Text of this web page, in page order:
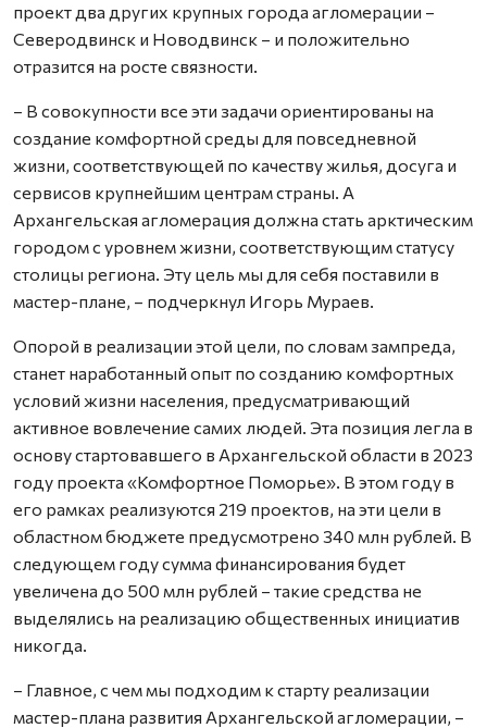
проект два других крупных города агломерации –
Северодвинск и Новодвинск – и положительно
отразится на росте связности.
– В совокупности все эти задачи ориентированы на
создание комфортной среды для повседневной
жизни, соответствующей по качеству жилья, досуга и
сервисов крупнейшим центрам страны. А
Архангельская агломерация должна стать арктическим
городом с уровнем жизни, соответствующим статусу
столицы региона. Эту цель мы для себя поставили в
мастер-плане, – подчеркнул Игорь Мураев.
Опорой в реализации этой цели, по словам зампреда,
станет наработанный опыт по созданию комфортных
условий жизни населения, предусматривающий
активное вовлечение самих людей. Эта позиция легла в
основу стартовавшего в Архангельской области в 2023
году проекта «Комфортное Поморье». В этом году в
его рамках реализуются 219 проектов, на эти цели в
областном бюджете предусмотрено 340 млн рублей. В
следующем году сумма финансирования будет
увеличена до 500 млн рублей – такие средства не
выделялись на реализацию общественных инициатив
никогда.
– Главное, с чем мы подходим к старту реализации
мастер-плана развития Архангельской агломерации, –